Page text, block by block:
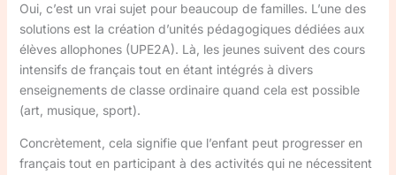
Oui, c’est un vrai sujet pour beaucoup de familles. L’une des
solutions est la création d’unités pédagogiques dédiées aux
élèves allophones (UPE2A). Là, les jeunes suivent des cours
intensifs de français tout en étant intégrés à divers
enseignements de classe ordinaire quand cela est possible
(art, musique, sport).
Concrètement, cela signifie que l’enfant peut progresser en
français tout en participant à des activités qui ne nécessitent